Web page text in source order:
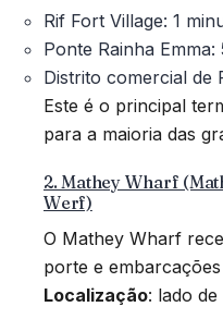
Rif Fort Village: 1
Ponte Rainha Emma:
Distrito comercial de
Este é o principal
para a maioria das
2. Mathey Wharf
Werf)
O Mathey Wharf
porte e
Localização: lado